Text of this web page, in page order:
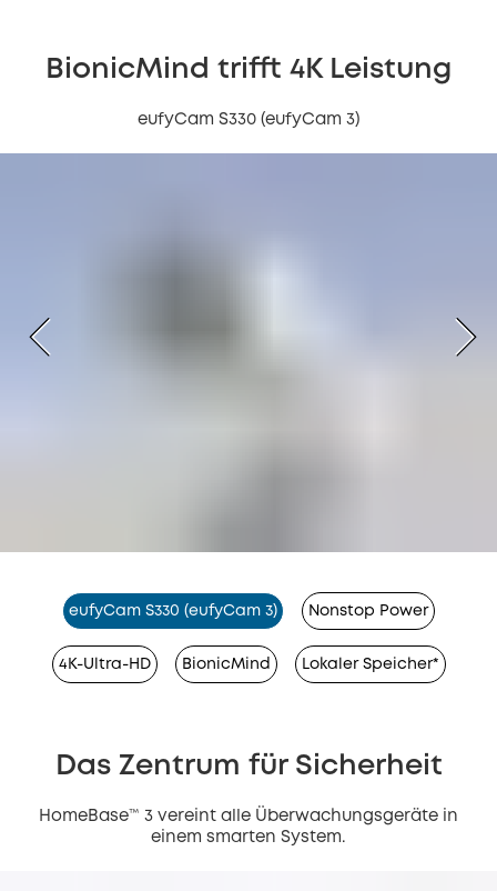
BionicMind trifft 4K Leistung
eufyCam S330 (eufyCam 3)
eufyCam S330 (eufyCam 3) Nonstop Power
4K-Ultra-HD BionicMind Lokaler Speicher*
Das Zentrum für Sicherheit
HomeBase™ 3 vereint alle Überwachungsgeräte in
einem smarten System.